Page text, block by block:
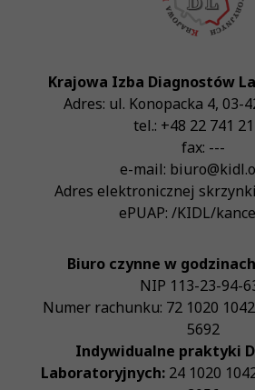
Krajowa Izba Diagnostów
Adres: ul. Konopacka 4, 03-
tel.: +48 22 741
fax: ---
e-mail:
Adres elektronicznej
ePUAP: /KIDL/
Biuro czynne w
NIP 113-23-94-
Numer rachunku: 72 1020
5692
Indywidualne praktyki
Laboratoryjnych:24 1020